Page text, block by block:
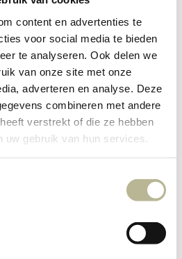
content en advertenties te
voor social media te bieden
te analyseren. Ook delen we
van onze site met onze
adverteren en analyse. Deze
combineren met andere
verstrekt of die ze hebben
gebruik van hun services.